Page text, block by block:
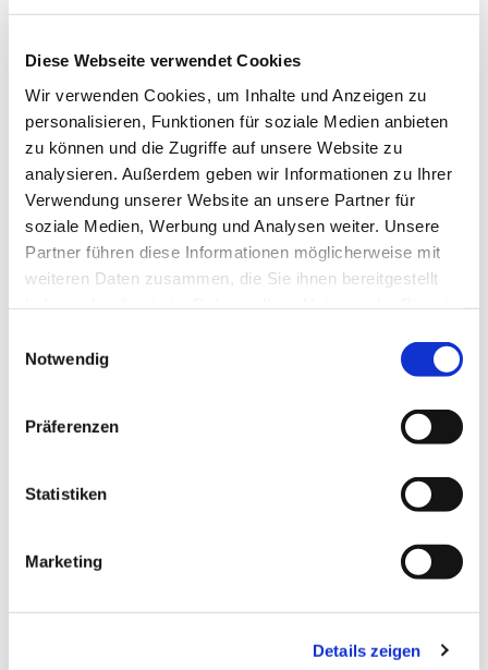
Diese Webseite verwendet Cookies
Wir verwenden Cookies, um Inhalte und Anzeigen zu
personalisieren, Funktionen für soziale Medien anbieten
zu können und die Zugriffe auf unsere Website zu
analysieren. Außerdem geben wir Informationen zu Ihrer
Verwendung unserer Website an unsere Partner für
soziale Medien, Werbung und Analysen weiter. Unsere
Partner führen diese Informationen möglicherweise mit
weiteren Daten zusammen, die Sie ihnen bereitgestellt
Notwendig
Präferenzen
Statistiken
Marketing
Details zeigen
Dies könnte Sie auch